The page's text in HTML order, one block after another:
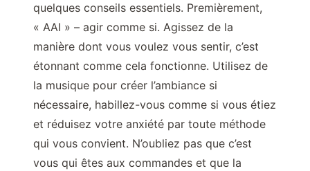
quelques conseils essentiels. Premièrement,
« AAI » – agir comme si. Agissez de la
manière dont vous voulez vous sentir, c’est
étonnant comme cela fonctionne. Utilisez de
la musique pour créer l’ambiance si
nécessaire, habillez-vous comme si vous étiez
et réduisez votre anxiété par toute méthode
qui vous convient. N’oubliez pas que c’est
vous qui êtes aux commandes et que la